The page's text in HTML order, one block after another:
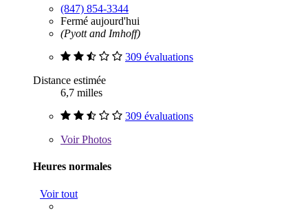
(847) 854-3344
Fermé aujourd'hui
(Pyott and Imhoff)
309 évaluations
Distance estimée
6,7 milles
309 évaluations
VoirPhotos
Heures normales
Voir tout